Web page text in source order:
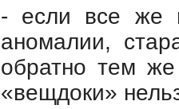
- если все же
аномалии,
обратно тем
«вещдоки»